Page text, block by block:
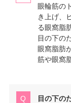
眼輪筋の
き上げ、
る眼窩脂
目の下の
眼窩脂肪
筋や眼窩
目の下の